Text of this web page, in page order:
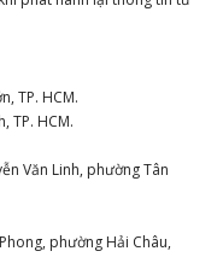
TP. HCM.
TP. HCM.
Văn Linh, phường Tân
phường Hải Châu,